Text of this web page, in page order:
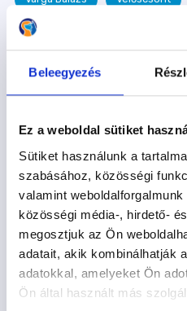
Beleegyezés
Ez a weboldal sütiket
Sütiket használunk a
szabásához, közösségi
valamint
közösségi média-, hirdető-
megosztjuk az Ön
adatait, akik kombinálhatják
adatokkal, amelyeket Ön
Ön által használt más
Dancsó Ágnes
egészség kullancs
egészséges étrend Frida
táplálkozás játék
egészségügyi kisokos dog
Kelecsényi Detti szenior